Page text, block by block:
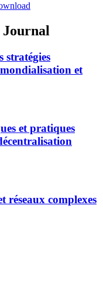
stratégies
et
et pratiques
réseaux complexes